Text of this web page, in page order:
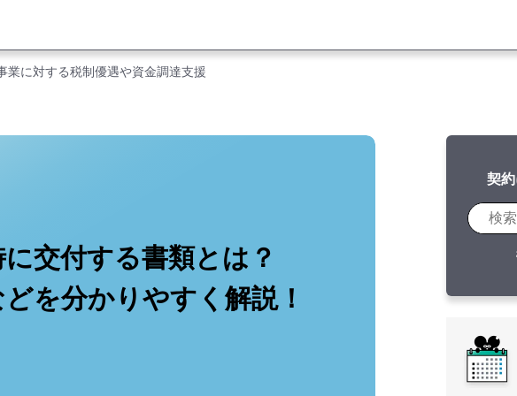
業に対する税制優遇や資金調達支援
交付する書類とは？
を分かりやすく解説！
契